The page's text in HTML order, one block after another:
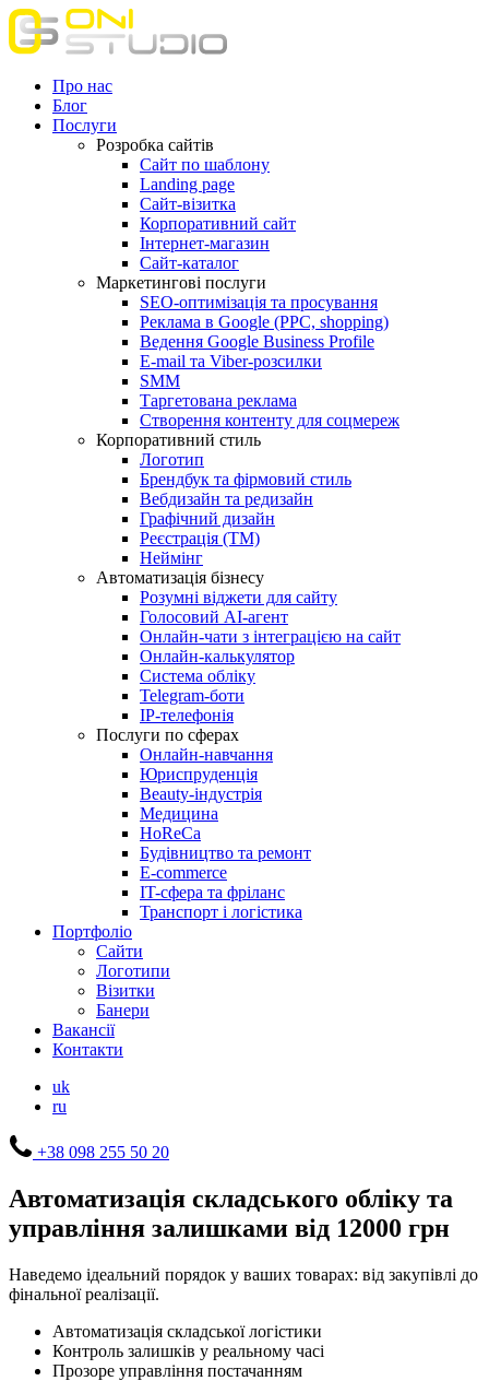
Про нас
Блог
Послуги
Розробка сайтів
Сайт по шаблону
Landing page
Сайт-візитка
Корпоративний сайт
Інтернет-магазин
Сайт-каталог
Маркетингові послуги
SEO-оптимізація та просування
Реклама в Google (PPC, shopping)
Ведення Google Business Profile
E-mail та Viber-розсилки
SMM
Таргетована реклама
Створення контенту для соцмереж
Корпоративний стиль
Логотип
Брендбук та фірмовий стиль
Вебдизайн та редизайн
Графічний дизайн
Реєстрація (ТМ)
Неймінг
Автоматизація бізнесу
Розумні віджети для сайту
Голосовий АІ-агент
Онлайн-чати з інтеграцією на сайт
Онлайн-калькулятор
Система обліку
Telegram-боти
IP-телефонія
Послуги по сферах
Онлайн-навчання
Юриспруденція
Beauty-індустрія
Медицина
HoReCa
Будівництво та ремонт
E-commerce
IT-сфера та фріланс
Транспорт і логістика
Портфоліо
Сайти
Логотипи
Візитки
Банери
Вакансії
Контакти
uk
ru
+38 098 255 50 20
Автоматизація складського обліку та
управління залишками від 12000 грн
Наведемо ідеальний порядок у ваших товарах: від закупівлі до
фінальної реалізації.
Автоматизація складської логістики
Контроль залишків у реальному часі
Прозоре управління постачанням